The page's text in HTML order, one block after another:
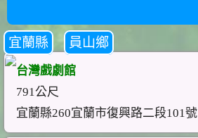
宜蘭縣 員山鄉
台灣戲劇館
791公尺
宜蘭縣260宜蘭市復興路二段101號